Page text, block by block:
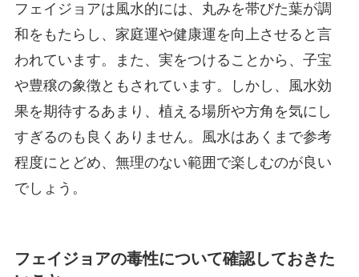
フェイジョアは風水的には、丸みを帯びた葉が調
和をもたらし、家庭運や健康運を向上させると言
われています。また、実をつけることから、子宝
や豊穣の象徴ともされています。しかし、風水効
果を期待するあまり、植える場所や方角を気にし
すぎるのも良くありません。風水はあくまで参考
程度にとどめ、無理のない範囲で楽しむのが良い
でしょう。
フェイジョアの毒性について確認しておきた